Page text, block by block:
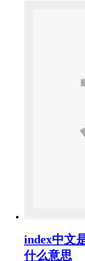
index中文
什么意思